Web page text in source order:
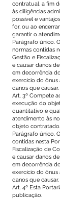
contratual, a fim
às diligências
possível e
for, ou ao
garantir o
Parágrafo único.
normas contidas
Gestão e
e causar danos
em decorrência do
exercício do ônus
danos que causar.
Art. 3º Compete
execução do
quantitativo e
atendimento às
objeto contratado.
Parágrafo único.
contidas nesta
Fiscalização de
e causar danos
em decorrência do
exercício do ônus
danos que causar.
Art. 4º Esta
publicação.